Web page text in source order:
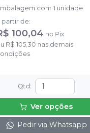
com 1 unidade
partir de:
100,04 no Pix
R$ 105,30 nas demais
Qtd :
Ver opções
Pedir via Whatsapp